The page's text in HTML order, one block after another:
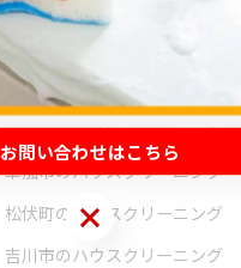
全てのカテゴリー
エアコン
春日部市のハウスクリーニング
草加市のハウスクリーニング
松伏町のハウスクリーニング
吉川市のハウスクリーニング
お問い合わせはこちら
お問い合わせはこちら